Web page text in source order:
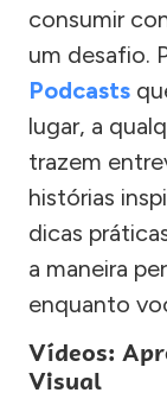
consumir
um desafio.
Podcasts
lugar, a
trazem
histórias
dicas
a maneira
enquanto
Vídeos:
Visual